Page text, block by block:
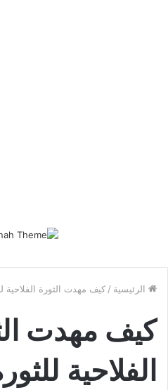
الرئيسية / كيف مهدت الثورة الفلاحية
كيف مهدت
الفلاحية